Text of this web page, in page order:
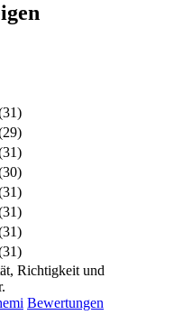
Richtigkeit und
Bewertungen